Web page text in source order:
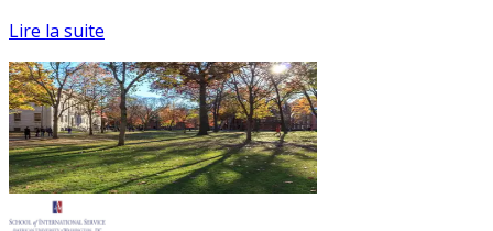
Lire la suite